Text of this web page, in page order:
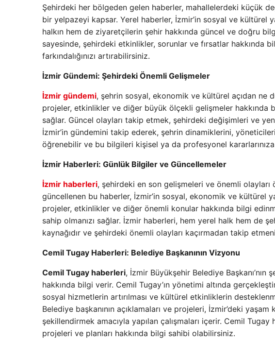
Şehirdeki her bölgeden gelen haberler, mahallelerdeki küçük
bir yelpazeyi kapsar. Yerel haberler, İzmir’in sosyal ve kültürel
halkın hem de ziyaretçilerin şehir hakkında güncel ve doğru
sayesinde, şehirdeki etkinlikler, sorunlar ve fırsatlar hakkında
farkındalığınızı artırabilirsiniz.
İzmir Gündemi: Şehirdeki Önemli Gelişmeler
İzmir gündemi, şehrin sosyal, ekonomik ve kültürel açıdan ne
projeler, etkinlikler ve diğer büyük ölçekli gelişmeler hakkında
sağlar. Güncel olayları takip etmek, şehirdeki değişimleri ve
İzmir’in gündemini takip ederek, şehrin dinamiklerini,
öğrenebilir ve bu bilgileri kişisel ya da profesyonel
İzmir Haberleri: Günlük Bilgiler ve Güncellemeler
İzmir haberleri, şehirdeki en son gelişmeleri ve önemli
güncellenen bu haberler, İzmir’in sosyal, ekonomik ve kültürel
projeler, etkinlikler ve diğer önemli konular hakkında bilgi
sahip olmanızı sağlar. İzmir haberleri, hem yerel halk hem de
kaynağıdır ve şehirdeki önemli olayları kaçırmadan takip
Cemil Tugay Haberleri: Belediye Başkanının Vizyonu
Cemil Tugay haberleri, İzmir Büyükşehir Belediye
hakkında bilgi verir. Cemil Tugay’ın yönetimi altında
sosyal hizmetlerin artırılması ve kültürel etkinliklerin
Belediye başkanının açıklamaları ve projeleri, İzmir’deki
şekillendirmek amacıyla yapılan çalışmaları içerir. Cemil
projeleri ve planları hakkında bilgi sahibi olabilirsiniz.